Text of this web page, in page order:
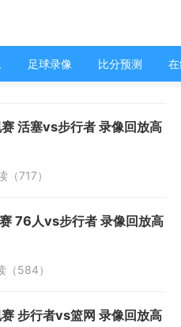
足球录像 比分预测
活塞vs步行者 录像回放高
（717）
76人vs步行者 录像回放高
（584）
步行者vs篮网 录像回放高